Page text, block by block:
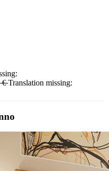
€Translation missing: